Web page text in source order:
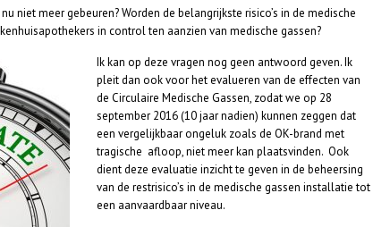
niet meer gebeuren? Worden de belangrijkste risico’s in de medische
in control ten aanzien van medische gassen?
Ik kan op deze vragen nog geen antwoord geven. Ik
pleit dan ook voor het evalueren van de effecten van
de Circulaire Medische Gassen, zodat we op 28
september 2016 (10 jaar nadien) kunnen zeggen dat
een vergelijkbaar ongeluk zoals de OK-brand met
tragische afloop, niet meer kan plaatsvinden. Ook
dient deze evaluatie inzicht te geven in de beheersing
van de restrisico’s in de medische gassen installatie tot
een aanvaardbaar niveau.